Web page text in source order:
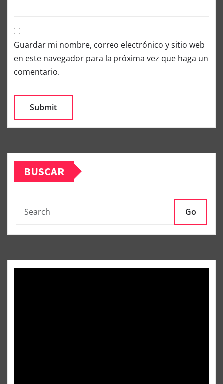
Guardar mi nombre, correo electrónico y sitio web
en este navegador para la próxima vez que haga un
comentario.
BUSCAR
Go